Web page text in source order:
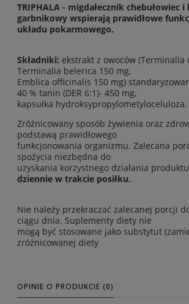
TRIPHALA - migdałecznik chebułowiec
garbnikowy wspierają prawidłowe
układu pokarmowego.
Składniki: ekstrakt z owoców (Terminalia
Terminalia belerica 150 mg,
Emblica officinalis 150 mg)
40 % tanin (DER 6:1)- 450 mg,
kapsułka hydroksypropylometyloceluloza.
Zróżnicowany sposób żywienia oraz
podstawą prawidłowego
funkcjonowania organizmu. Zalecana
spożycia niezbędna do
uzyskania korzystnego działania
dziennie w trakcie posiłku.
Nie należy przekraczać zalecanej porcji
ciągu dnia. Suplementy diety nie
mogą być stosowane jako substytut
zróżnicowanej diety
OPINIE O PRODUKCIE (0)